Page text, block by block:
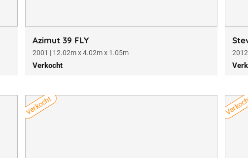
Azimut 39 FLY
2001 | 12.02m x 4.02m x 1.05m
Verkocht
Verkocht